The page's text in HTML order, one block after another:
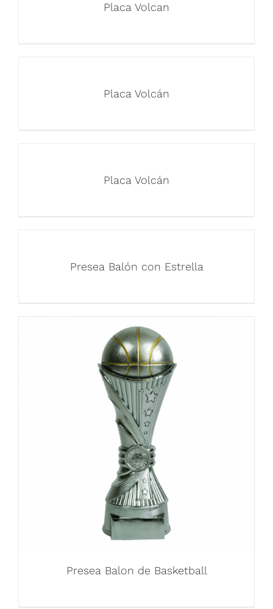
Placa Volcan
Placa Volcán
Placa Volcán
Presea Balón con Estrella
Presea Balon de Basketball